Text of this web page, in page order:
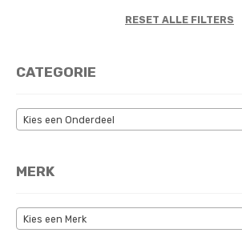
CONTACT
MIJN ACCOUNT
RESET ALLE FILTERS
CATEGORIE
Kies een Onderdeel
MERK
Kies een Merk